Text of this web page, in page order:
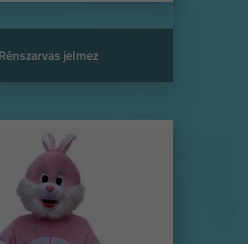
Rénszarvas jelmez